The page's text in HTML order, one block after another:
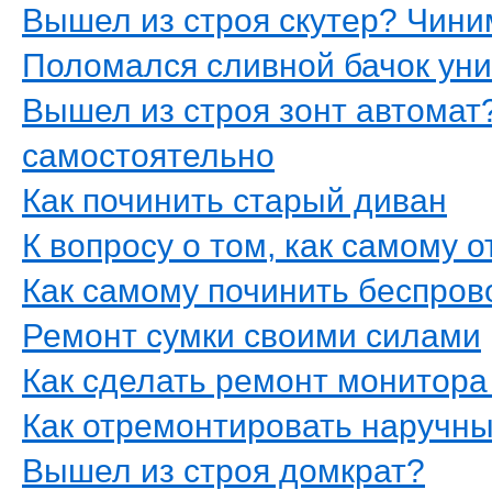
Вышел из строя скутер?
Поломался сливной бачок
Вышел из строя зонт
самостоятельно
Как починить старый диван
К вопросу о том, как самому
Как самому починить
Ремонт сумки своими силами
Как сделать ремонт
Как отремонтировать
Вышел из строя домкрат?